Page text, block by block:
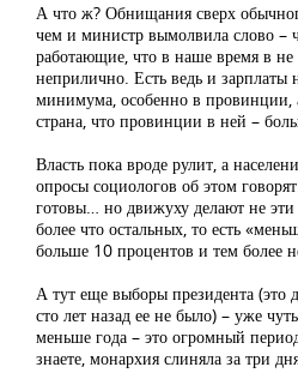
А что ж? Обнищания сверх
чем и министр вымолвила слово –
работающие, что в наше время в не
неприлично. Есть ведь и
минимума, особенно в провинции,
страна, что провинции в ней –
Власть пока вроде рулит, а
опросы социологов об этом
готовы… но движуху делают не
более что остальных, то есть
больше 10 процентов и тем более
А тут еще выборы президента (это
сто лет назад ее не было) – уже
меньше года – это огромный
знаете, монархия слиняла за три